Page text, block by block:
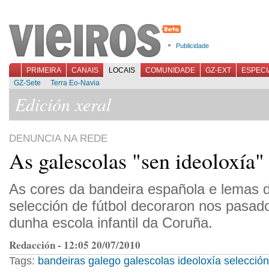
Publicidade
PRIMEIRA CANAIS LOCAIS COMUNIDADE GZ-EXT
GZ-Sete
Terra Eo-Navia
Edición xeral
DENUNCIA NA REDE
As galescolas "sen
As cores da bandeira española e lemas
selección de fútbol decoraron nos
dunha escola infantil da Coruña.
Redacción - 12:05 20/07/2010
Tags: bandeiras galego galescolas ideoloxía selección